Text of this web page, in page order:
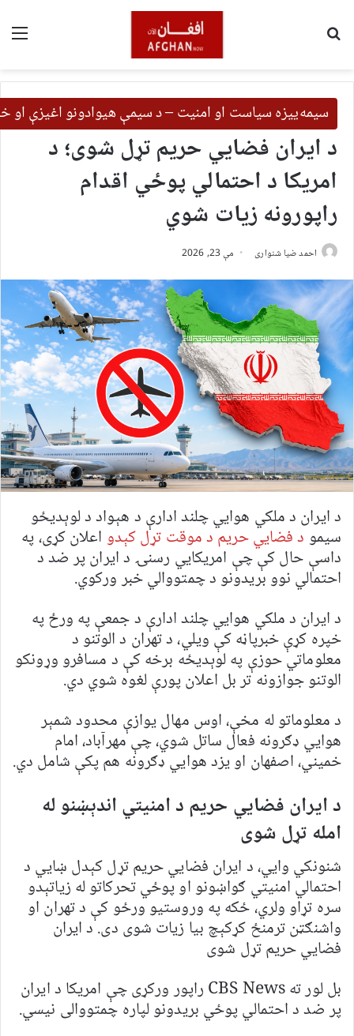
سیمه‌ییزه سیاست او امنیت – د سیمې هیوادونو اغیزې او
د ایران فضايي حریم تړل شوی؛ د
امریکا د احتمالي پوځي اقدام
راپورونه زیات شوي
احمد ضیا شنواری مې 23, 2026
د ایران د ملکي هوايي چلند ادارې د هېواد د لوېدیځو
سیمو د فضايي حریم د موقت تړل کېدو اعلان کړی، په
داسې حال کې چې امریکايي رسنۍ د ایران پر ضد د
احتمالي نوو بریدونو د چمتووالي خبر ورکوي.
د ایران د ملکي هوايي چلند ادارې د جمعې په ورځ په
خپره کړې خبرپاڼه کې ویلي، د تهران د الوتنو د
معلوماتي حوزې په لوېدیځه برخه کې د مسافرو وړونکو
الوتنو جوازونه تر بل اعلان پورې لغوه شوي دي.
د معلوماتو له مخې، اوس مهال یوازې محدود شمېر
هوايي ډګرونه فعال ساتل شوي، چې مهرآباد، امام
خمیني، اصفهان او یزد هوايي ډګرونه هم پکې شامل دي.
د ایران فضايي حریم د امنیتي اندېښنو له
امله تړل شوی
شنونکي وایي، د ایران فضايي حریم تړل کېدل ښايي د
احتمالي امنیتي ګواښونو او پوځي تحرکاتو له زیاتېدو
سره تړاو ولري، ځکه په وروستیو ورځو کې د تهران او
واشنګټن ترمنځ کړکېچ بیا زیات شوی دی. د ایران
فضايي حریم تړل شوی
بل لور ته CBS News راپور ورکړی چې امریکا د ایران
پر ضد د احتمالي پوځي بریدونو لپاره چمتووالی نیسي.